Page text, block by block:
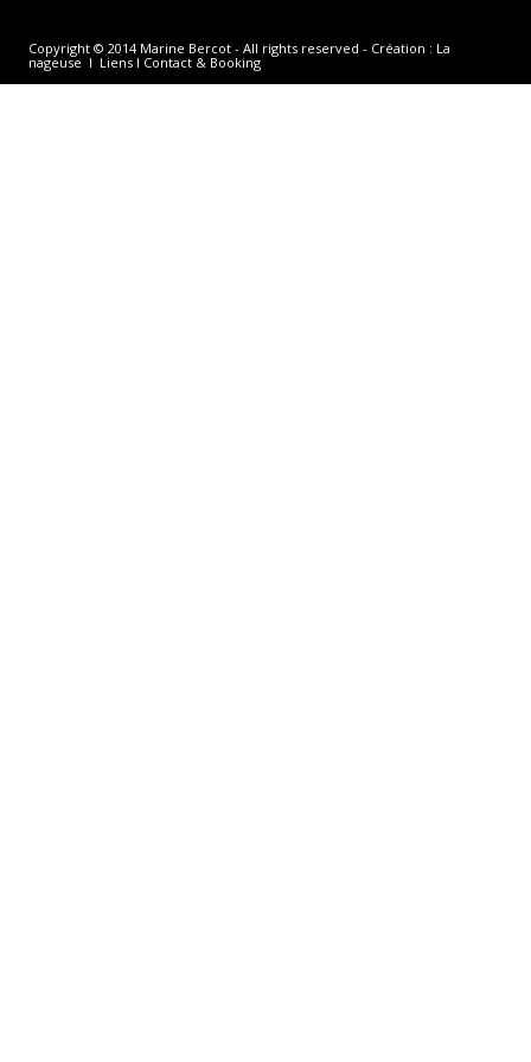
Copyright © 2014 Marine Bercot - All rights reserved - Création : La
nageuse I Liens I Contact & Booking